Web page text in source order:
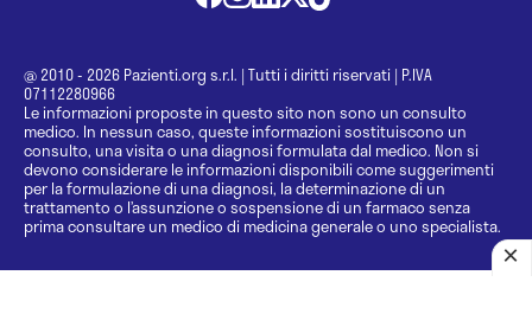
@ 2010 - 2026 Pazienti.org s.r.l. | Tutti i diritti riservati | P.IVA
07112280966
Le informazioni proposte in questo sito non sono un consulto
medico. In nessun caso, queste informazioni sostituiscono un
consulto, una visita o una diagnosi formulata dal medico. Non si
devono considerare le informazioni disponibili come suggerimenti
per la formulazione di una diagnosi, la determinazione di un
trattamento o l’assunzione o sospensione di un farmaco senza
prima consultare un medico di medicina generale o uno specialista.